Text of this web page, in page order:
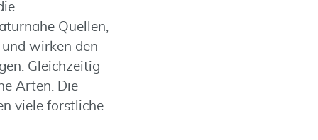
Quellen,
wirken den
Gleichzeitig
Arten. Die
viele forstliche